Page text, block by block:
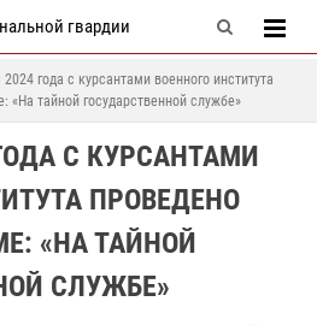
гвардии
года с курсантами военного института
«На тайной государственной службе»
С КУРСАНТАМИ
ПРОВЕДЕНО
«НА ТАЙНОЙ
СЛУЖБЕ»